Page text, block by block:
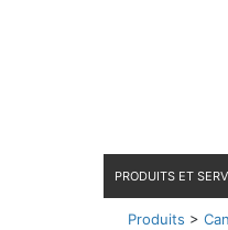
PRODUITS ET
Produits >